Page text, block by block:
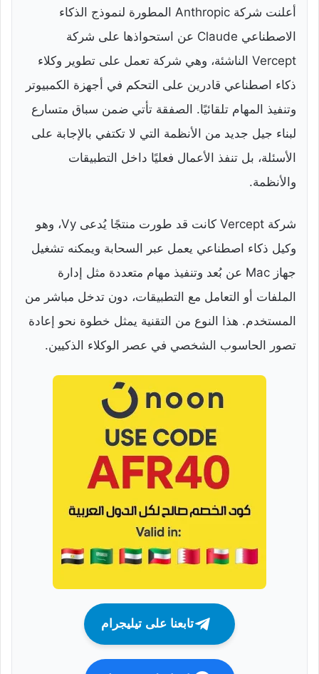
أعلنت شركة Anthropic المطورة لنموذج الذكاء
الاصطناعي Claude عن استحواذها على شركة
Vercept الناشئة، وهي شركة تعمل على تطوير وكلاء
ذكاء اصطناعي قادرين على التحكم في أجهزة الكمبيوتر
وتنفيذ المهام تلقائيًا. الصفقة تأتي ضمن سباق متسارع
لبناء جيل جديد من الأنظمة التي لا تكتفي بالإجابة على
الأسئلة، بل تنفذ الأعمال فعليًا داخل التطبيقات
والأنظمة.
شركة Vercept كانت قد طورت منتجًا يُدعى Vy، وهو
وكيل ذكاء اصطناعي يعمل عبر السحابة ويمكنه تشغيل
جهاز Mac عن بُعد وتنفيذ مهام متعددة مثل إدارة
الملفات أو التعامل مع التطبيقات، دون تدخل مباشر من
المستخدم. هذا النوع من التقنية يمثل خطوة نحو إعادة
تصور الحاسوب الشخصي في عصر الوكلاء الذكيين.
تابعنا على تيليجرام